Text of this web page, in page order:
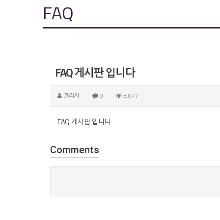
FAQ
FAQ 게시판 입니다
관리자 0 3,077
FAQ 게시판 입니다
Comments